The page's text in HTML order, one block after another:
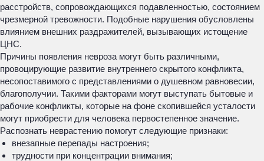
расстройств, сопровождающихся подавленностью, состоянием
чрезмерной тревожности. Подобные нарушения обусловлены
влиянием внешних раздражителей, вызывающих истощение
ЦНС.
Причины появления невроза могут быть различными,
провоцирующие развитие внутреннего скрытого конфликта,
несопоставимого с представлениями о душевном равновесии,
благополучии. Такими факторами могут выступать бытовые и
рабочие конфликты, которые на фоне скопившейся усталости
могут приобрести для человека первостепенное значение.
Распознать неврастению помогут следующие признаки:
внезапные перепады настроения;
трудности при концентрации внимания;